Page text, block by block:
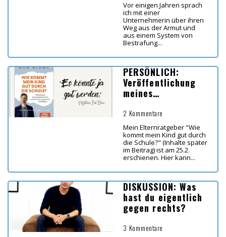
Vor einigen Jahren sprach
ich mit einer
Unternehmerin über ihren
Weg aus der Armut und
aus einem System von
Bestrafung...
PERSÖNLICH:
Veröffentlichung
meines
kommt mein Kind
gut durch die
Schule?"
2 Kommentare
Mein Elternratgeber "Wie
kommt mein Kind gut durch
die Schule?" (Inhalte später
im Beitrag) ist am 25.2.
erschienen. Hier kann...
DISKUSSION: Was
hast du eigentlich
gegen rechts?
3 Kommentare